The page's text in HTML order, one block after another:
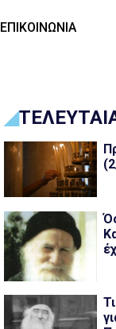
ΕΠΙΚΟΙΝΩΝΙΑ